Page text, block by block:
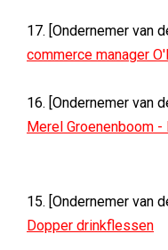
17. [Ondernemer van
commerce manager
16. [Ondernemer van
Merel Groenenboom
15. [Ondernemer van
Dopper drinkflessen